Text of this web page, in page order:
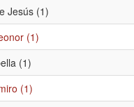
Jesús (1)
(1)
(1)
(1)